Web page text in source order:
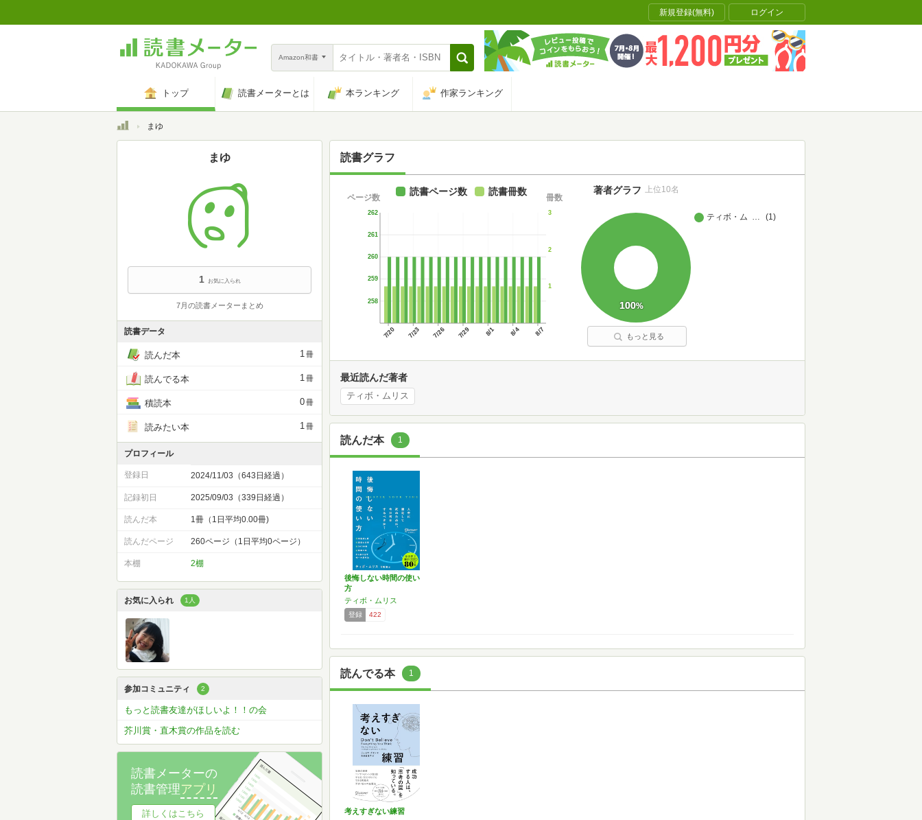
新規登録(無料) ログイン
Amazon和書
トップ 読書メーターとは 本ランキング 作家ランキング
トップまゆ
読書グラフ
7/20 7/23 7/26 7/29 8/1 8/4 8/7
258
259
260
261
262
ページ数
1
2
3
冊数
読書ページ数 読書冊数
ティボ・ムリス (1)
…
100%
著者グラフ 上位10名
もっと見る
最近読んだ著者
ティボ・ムリス
読んだ本 1
後悔しない時間の使い
方
ティボ・ムリス
登録 422
読んでる本 1
考えすぎない練習
まゆ
1 お気に入られ
7月の読書メーターまとめ
読書データ
読んだ本 1冊
読んでる本 1冊
積読本 0冊
読みたい本 1冊
プロフィール
登録日 2024/11/03（643日経過）
記録初日 2025/09/03（339日経過）
読んだ本 1冊（1日平均0.00冊)
読んだページ 260ページ（1日平均0ページ）
本棚 2棚
お気に入られ 1人
参加コミュニティ 2
もっと読書友達がほしいよ！！の会
芥川賞・直木賞の作品を読む
読書メーターの
読書管理アプリ
詳しくはこちら